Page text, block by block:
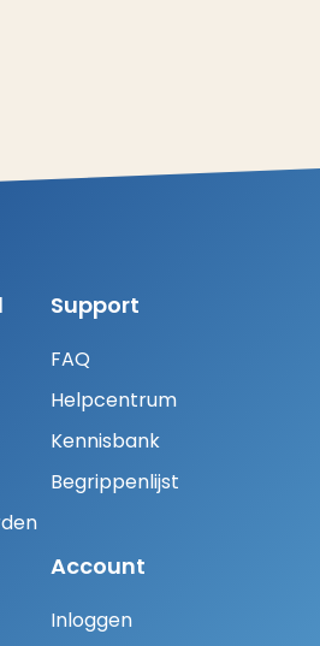
Support
FAQ
Helpcentrum
Kennisbank
Begrippenlijst
Account
Inloggen